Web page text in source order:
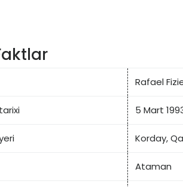
Rafael
5 Mart
Korday,
Ataman